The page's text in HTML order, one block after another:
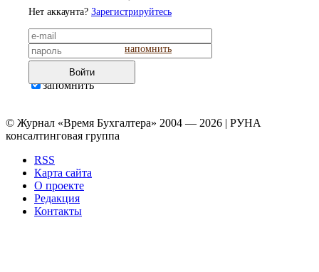
Нет аккаунта? Зарегистрируйтесь
напомнить
Войти
запомнить
© Журнал «Время Бухгалтера» 2004 — 2026 | РУНА
консалтинговая группа
RSS
Карта сайта
О проекте
Редакция
Контакты